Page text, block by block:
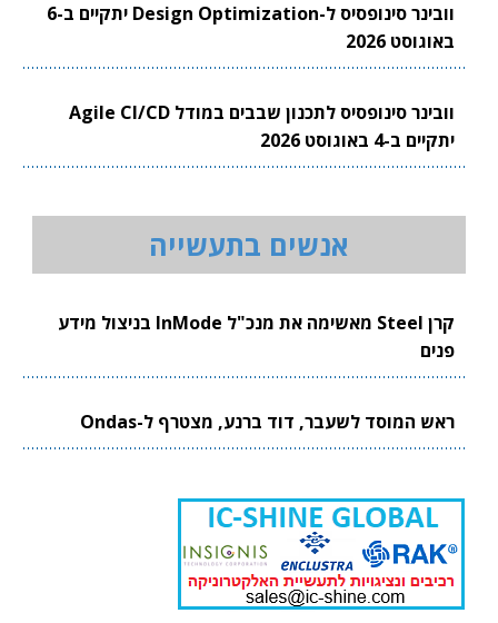
וובינר סינופסיס ל-Design Optimization יתקיים ב-6
באוגוסט 2026
וובינר סינופסיס לתכנון שבבים במודל Agile CI/CD
יתקיים ב-4 באוגוסט 2026
אנשים בתעשייה
קרן Steel מאשימה את מנכ"ל InMode בניצול מידע
פנים
ראש המוסד לשעבר, דוד ברנע, מצטרף ל-Ondas